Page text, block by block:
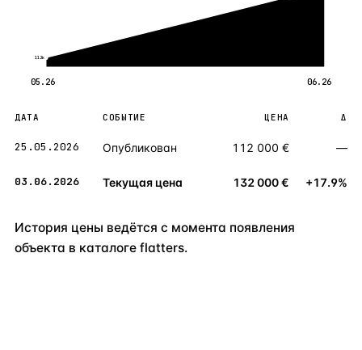
112к
05.26 06.26
ДАТА СОБЫТИЕ ЦЕНА Δ
25.05.2026 Опубликован 112 000 € —
03.06.2026 Текущая цена 132 000 € +17.9%
История цены ведётся с момента появления
объекта в каталоге flatters.